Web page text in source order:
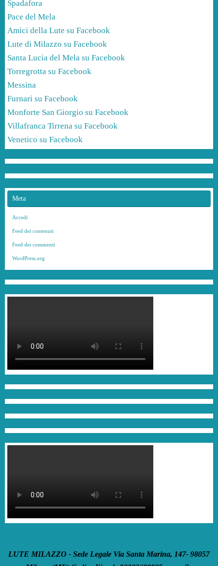
Spadafora
Pace del Mela
Amici della Lute su Facebook
Lute di Milazzo su Facebook
Santa Lucia del Mela su Facebook
Torregrotta su Facebook
Messina
Furnari su Facebook
Monforte San Giorgio su Facebook
Villafranca Tirrena su Facebook
Venetico su Facebook
Meta
Accedi
Feed dei contenuti
Feed dei commenti
WordPress.org
LUTE MILAZZO - Sede Legale Via Santa Marina, 147- 98057